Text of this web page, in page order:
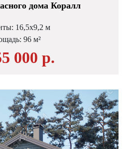
дома Коралл
16,5х9,2 м
96 м²
000 р.